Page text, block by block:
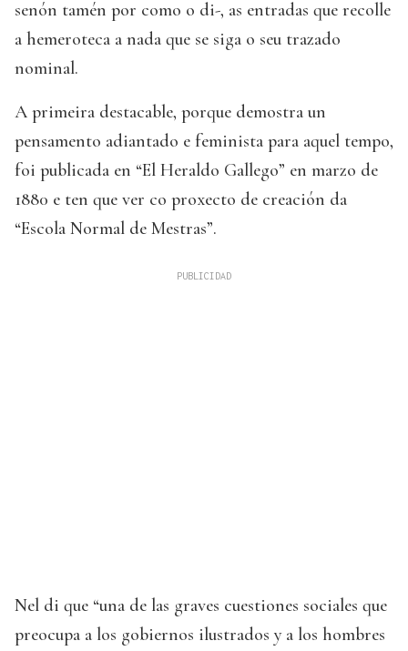
senón tamén por como o di-, as entradas que recolle
a hemeroteca a nada que se siga o seu trazado
nominal.
A primeira destacable, porque demostra un
pensamento adiantado e feminista para aquel tempo,
foi publicada en “El Heraldo Gallego” en marzo de
1880 e ten que ver co proxecto de creación da
“Escola Normal de Mestras”.
Nel di que “una de las graves cuestiones sociales que
preocupa a los gobiernos ilustrados y a los hombres